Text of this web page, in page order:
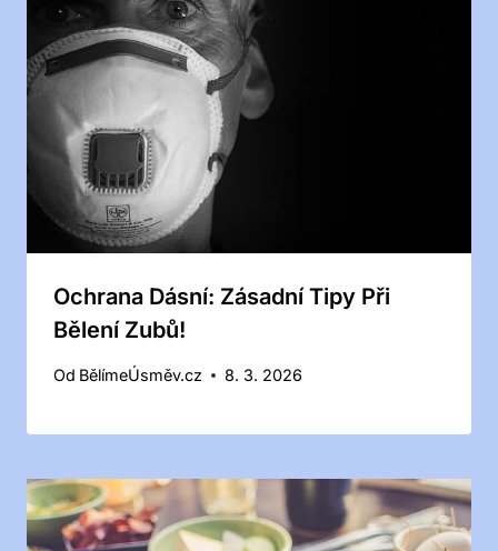
Ochrana Dásní: Zásadní Tipy Při
Bělení Zubů!
Od BělímeÚsměv.cz 8. 3. 2026